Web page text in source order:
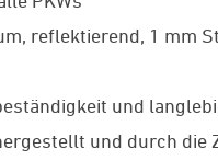
reflektierend, 1 mm
und
und durch die